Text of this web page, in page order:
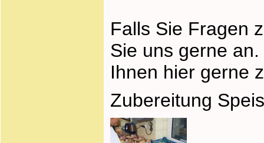
Falls Sie Fragen
Sie uns gerne
Ihnen hier gerne
Zubereitung